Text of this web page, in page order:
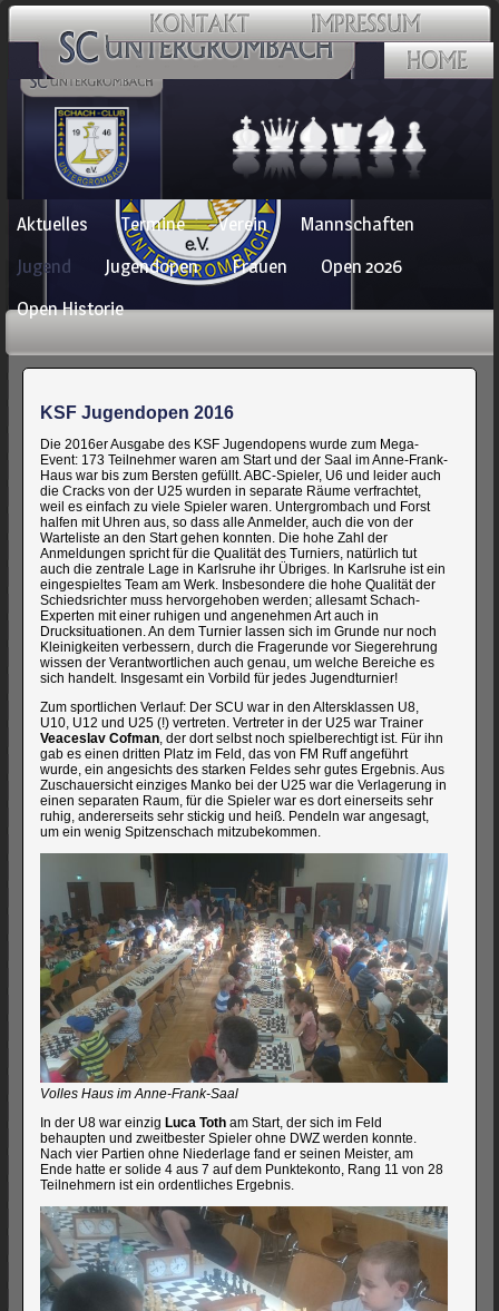
Navigation
überspringen
Aktuelles Termine Verein
Mannschaften
Jugend
Jugendopen Frauen
Open 2026
Open Historie
KSF Jugendopen 2016
Die 2016er Ausgabe des KSF Jugendopens wurde zum Mega-
Event: 173 Teilnehmer waren am Start und der Saal im Anne-Frank-
Haus war bis zum Bersten gefüllt. ABC-Spieler, U6 und leider auch
die Cracks von der U25 wurden in separate Räume verfrachtet,
weil es einfach zu viele Spieler waren. Untergrombach und Forst
halfen mit Uhren aus, so dass alle Anmelder, auch die von der
Warteliste an den Start gehen konnten. Die hohe Zahl der
Anmeldungen spricht für die Qualität des Turniers, natürlich tut
auch die zentrale Lage in Karlsruhe ihr Übriges. In Karlsruhe ist ein
eingespieltes Team am Werk. Insbesondere die hohe Qualität der
Schiedsrichter muss hervorgehoben werden; allesamt Schach-
Experten mit einer ruhigen und angenehmen Art auch in
Drucksituationen. An dem Turnier lassen sich im Grunde nur noch
Kleinigkeiten verbessern, durch die Fragerunde vor Siegerehrung
wissen der Verantwortlichen auch genau, um welche Bereiche es
sich handelt. Insgesamt ein Vorbild für jedes Jugendturnier!
Zum sportlichen Verlauf: Der SCU war in den Altersklassen U8,
U10, U12 und U25 (!) vertreten. Vertreter in der U25 war Trainer
Veaceslav Cofman, der dort selbst noch spielberechtigt ist. Für ihn
gab es einen dritten Platz im Feld, das von FM Ruff angeführt
wurde, ein angesichts des starken Feldes sehr gutes Ergebnis. Aus
Zuschauersicht einziges Manko bei der U25 war die Verlagerung in
einen separaten Raum, für die Spieler war es dort einerseits sehr
ruhig, andererseits sehr stickig und heiß. Pendeln war angesagt,
um ein wenig Spitzenschach mitzubekommen.
Volles Haus im Anne-Frank-Saal
In der U8 war einzig Luca Toth am Start, der sich im Feld
behaupten und zweitbester Spieler ohne DWZ werden konnte.
Nach vier Partien ohne Niederlage fand er seinen Meister, am
Ende hatte er solide 4 aus 7 auf dem Punktekonto, Rang 11 von 28
Teilnehmern ist ein ordentliches Ergebnis.